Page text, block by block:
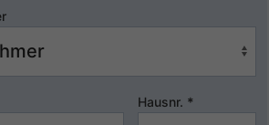
Hausnr. *